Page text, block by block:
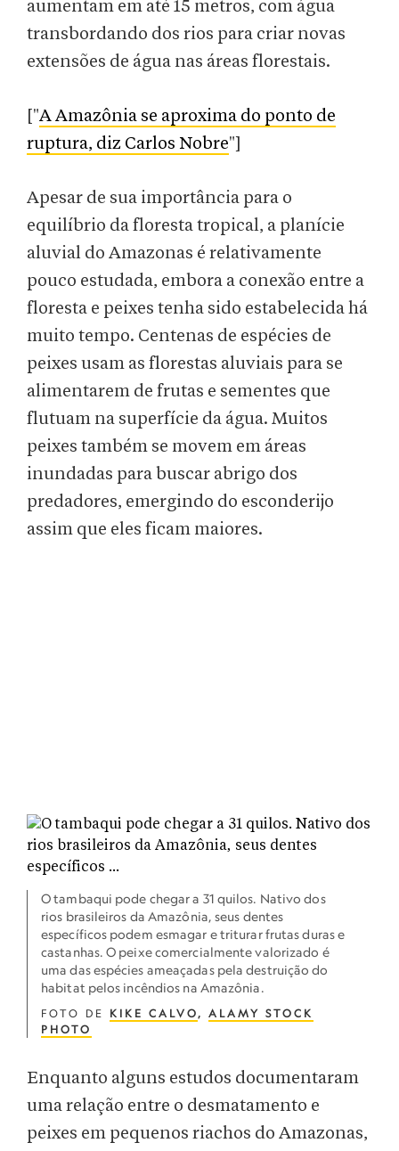
aumentam em até 15 metros, com água
transbordando dos rios para criar novas
extensões de água nas áreas florestais.
["A Amazônia se aproxima do ponto de
ruptura, diz Carlos Nobre"]
Apesar de sua importância para o
equilíbrio da floresta tropical, a planície
aluvial do Amazonas é relativamente
pouco estudada, embora a conexão entre a
floresta e peixes tenha sido estabelecida há
muito tempo. Centenas de espécies de
peixes usam as florestas aluviais para se
alimentarem de frutas e sementes que
flutuam na superfície da água. Muitos
peixes também se movem em áreas
inundadas para buscar abrigo dos
predadores, emergindo do esconderijo
assim que eles ficam maiores.
O tambaqui pode chegar a 31 quilos. Nativo dos
rios brasileiros da Amazônia, seus dentes
específicos podem esmagar e triturar frutas duras e
castanhas. O peixe comercialmente valorizado é
uma das espécies ameaçadas pela destruição do
habitat pelos incêndios na Amazônia.
FOTO DE KIKE CALVO, ALAMY STOCK
PHOTO
Enquanto alguns estudos documentaram
uma relação entre o desmatamento e
peixes em pequenos riachos do Amazonas,